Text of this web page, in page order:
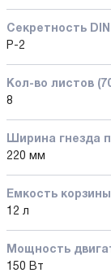
Секретность DIN
P-2
Кол-во листов
8
Ширина гнезда
220 мм
Емкость корзины
12 л
Мощность
150 Вт